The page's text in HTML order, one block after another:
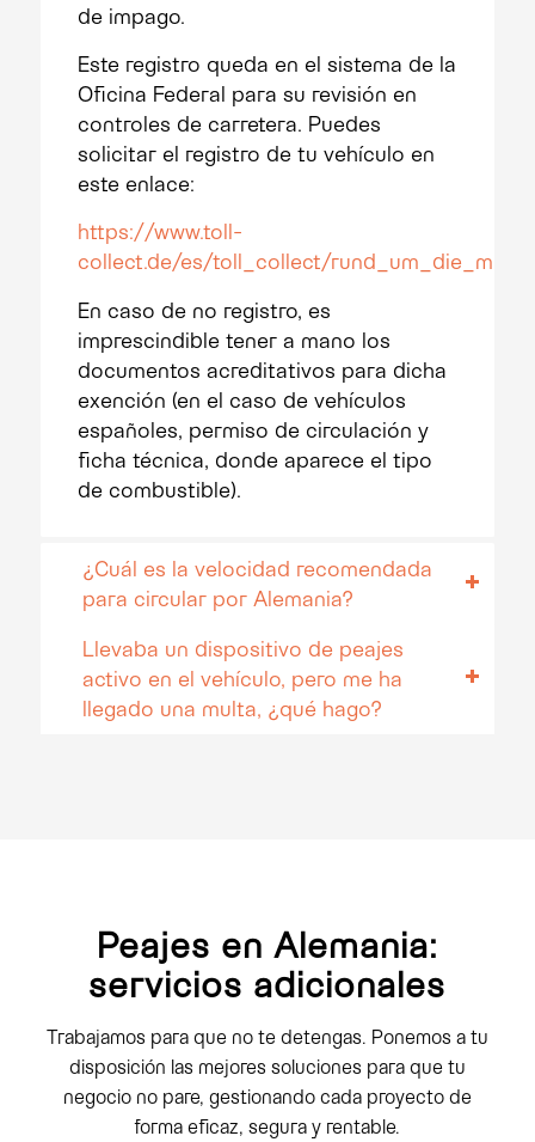
de impago.
Este registro queda en el sistema de la
Oficina Federal para su revisión en
controles de carretera. Puedes
solicitar el registro de tu vehículo en
este enlace:
https://www.toll-
collect.de/es/toll_collect/
En caso de no registro, es
imprescindible tener a mano los
documentos acreditativos para dicha
exención (en el caso de vehículos
españoles, permiso de circulación y
ficha técnica, donde aparece el tipo
de combustible).
¿Cuál es la velocidad recomendada
para circular por Alemania?
Llevaba un dispositivo de peajes
activo en el vehículo, pero me ha
llegado una multa, ¿qué hago?
Peajes en Alemania:
servicios adicionales
Trabajamos para que no te detengas. Ponemos a tu
disposición las mejores soluciones para que tu
negocio no pare, gestionando cada proyecto de
forma eficaz, segura y rentable.